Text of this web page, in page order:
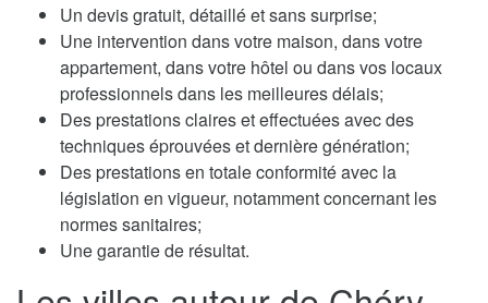
Un devis gratuit, détaillé et sans surprise;
Une intervention dans votre maison, dans votre
appartement, dans votre hôtel ou dans vos locaux
professionnels dans les meilleures délais;
Des prestations claires et effectuées avec des
techniques éprouvées et dernière génération;
Des prestations en totale conformité avec la
législation en vigueur, notamment concernant les
normes sanitaires;
Une garantie de résultat.